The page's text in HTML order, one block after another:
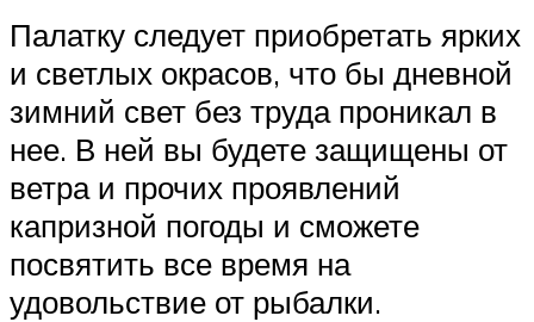
Палатку следует приобретать ярких
и светлых окрасов, что бы дневной
зимний свет без труда проникал в
нее. В ней вы будете защищены от
ветра и прочих проявлений
капризной погоды и сможете
посвятить все время на
удовольствие от рыбалки.